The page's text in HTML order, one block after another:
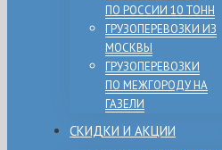
ПО РОССИИ 10 ТОНН
ГРУЗОПЕРЕВОЗКИ ИЗ
МОСКВЫ
ГРУЗОПЕРЕВОЗКИ
ПО МЕЖГОРОДУ НА
ГАЗЕЛИ
СКИДКИ И АКЦИИ